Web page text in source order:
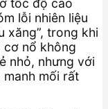
lỗi nhiên liệu
xăng”, trong khi
cơ nổ không
nhỏ, nhưng với
mối rất